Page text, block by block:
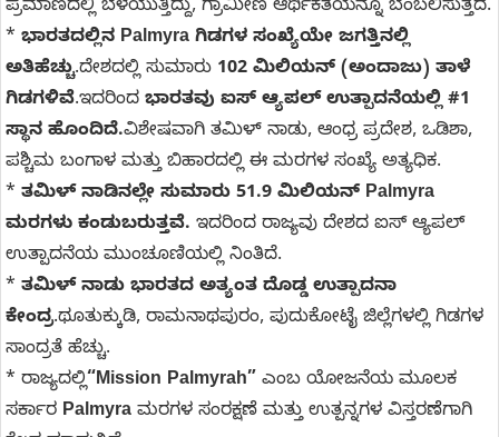
ಪ್ರಮಾಣದಲ್ಲಿ ಬೆಳೆಯುತ್ತಿದ್ದು, ಗ್ರಾಮೀಣ ಆರ್ಥಿಕತೆಯನ್ನೂ ಬೆಂಬಲಿಸುತ್ತದೆ.
* ಭಾರತದಲ್ಲಿನ Palmyra ಗಿಡಗಳ ಸಂಖ್ಯೆಯೇ ಜಗತ್ತಿನಲ್ಲಿ
ಅತಿಹೆಚ್ಚು.ದೇಶದಲ್ಲಿ ಸುಮಾರು 102 ಮಿಲಿಯನ್ (ಅಂದಾಜು) ತಾಳೆ
ಗಿಡಗಳಿವೆ.ಇದರಿಂದ ಭಾರತವು ಐಸ್ ಆ್ಯಪಲ್ ಉತ್ಪಾದನೆಯಲ್ಲಿ #1
ಸ್ಥಾನ ಹೊಂದಿದೆ.ವಿಶೇಷವಾಗಿ ತಮಿಳ್ ನಾಡು, ಆಂಧ್ರ ಪ್ರದೇಶ, ಒಡಿಶಾ,
ಪಶ್ಚಿಮ ಬಂಗಾಳ ಮತ್ತು ಬಿಹಾರದಲ್ಲಿ ಈ ಮರಗಳ ಸಂಖ್ಯೆ ಅತ್ಯಧಿಕ.
* ತಮಿಳ್ ನಾಡಿನಲ್ಲೇ ಸುಮಾರು 51.9 ಮಿಲಿಯನ್ Palmyra
ಮರಗಳು ಕಂಡುಬರುತ್ತವೆ. ಇದರಿಂದ ರಾಜ್ಯವು ದೇಶದ ಐಸ್ ಆ್ಯಪಲ್
ಉತ್ಪಾದನೆಯ ಮುಂಚೂಣಿಯಲ್ಲಿ ನಿಂತಿದೆ.
* ತಮಿಳ್ ನಾಡು ಭಾರತದ ಅತ್ಯಂತ ದೊಡ್ಡ ಉತ್ಪಾದನಾ
ಕೇಂದ್ರ.ಥೂತುಕ್ಕುಡಿ, ರಾಮನಾಥಪುರಂ, ಪುದುಕೋಟೈ ಜಿಲ್ಲೆಗಳಲ್ಲಿ ಗಿಡಗಳ
ಸಾಂದ್ರತೆ ಹೆಚ್ಚು.
* ರಾಜ್ಯದಲ್ಲಿ“Mission Palmyrah” ಎಂಬ ಯೋಜನೆಯ ಮೂಲಕ
ಸರ್ಕಾರ Palmyra ಮರಗಳ ಸಂರಕ್ಷಣೆ ಮತ್ತು ಉತ್ಪನ್ನಗಳ ವಿಸ್ತರಣೆಗಾಗಿ